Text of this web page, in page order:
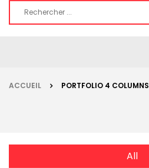
ACCUEIL PORTFOLIO 4 COLUMNS
All